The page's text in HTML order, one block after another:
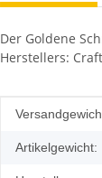
Der Goldene
Herstellers:
Wert
Artikelgewicht: